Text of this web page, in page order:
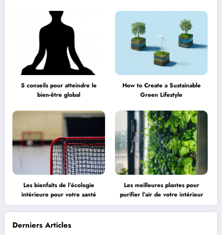
5 conseils pour atteindre le
bien-être global
How to Create a Sustainable
Green Lifestyle
Les bienfaits de l’écologie
intérieure pour votre santé
Les meilleures plantes pour
purifier l’air de votre intérieur
Derniers Articles